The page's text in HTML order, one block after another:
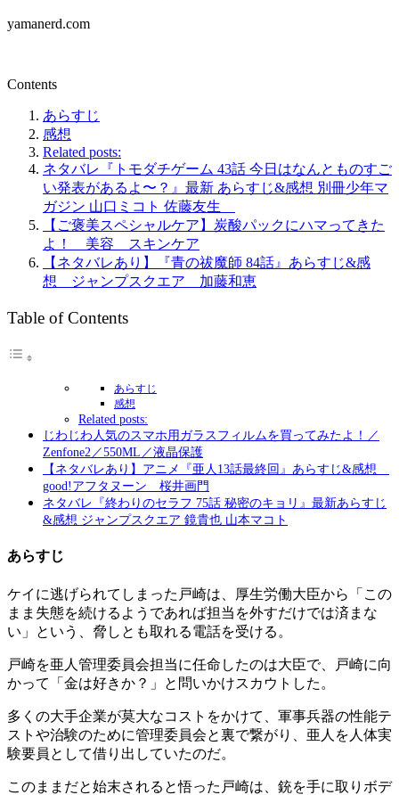
yamanerd.com
Contents
あらすじ
感想
Related posts:
ネタバレ『トモダチゲーム 43話 今日はなんとものすご
い発表があるよ〜？』最新 あらすじ&感想 別冊少年マ
ガジン 山口ミコト 佐藤友生
【ご褒美スペシャルケア】炭酸パックにハマってきた
よ！ 美容 スキンケア
【ネタバレあり】『青の祓魔師 84話』あらすじ&感
想 ジャンプスクエア 加藤和恵
Table of Contents
あらすじ
感想
Related posts:
じわじわ人気のスマホ用ガラスフィルムを買ってみたよ！／
Zenfone2／550ML／液晶保護
【ネタバレあり】アニメ『亜人13話最終回』あらすじ&感想
good!アフタヌーン 桜井画門
ネタバレ『終わりのセラフ 75話 秘密のキョリ』最新あらすじ
&感想 ジャンプスクエア 鏡貴也 山本マコト
あらすじ
ケイに逃げられてしまった戸崎は、厚生労働大臣から「この
まま失態を続けるようであれば担当を外すだけでは済まな
い」という、脅しとも取れる電話を受ける。
戸崎を亜人管理委員会担当に任命したのは大臣で、戸崎に向
かって「金は好きか？」と問いかけスカウトした。
多くの大手企業が莫大なコストをかけて、軍事兵器の性能テ
ストや治験のために管理委員会と裏で繋がり、亜人を人体実
験要員として借り出していたのだ。
このままだと始末されると悟った戸崎は、銃を手に取りボデ